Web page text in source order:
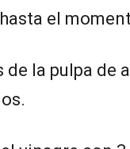
el
la pulpa de